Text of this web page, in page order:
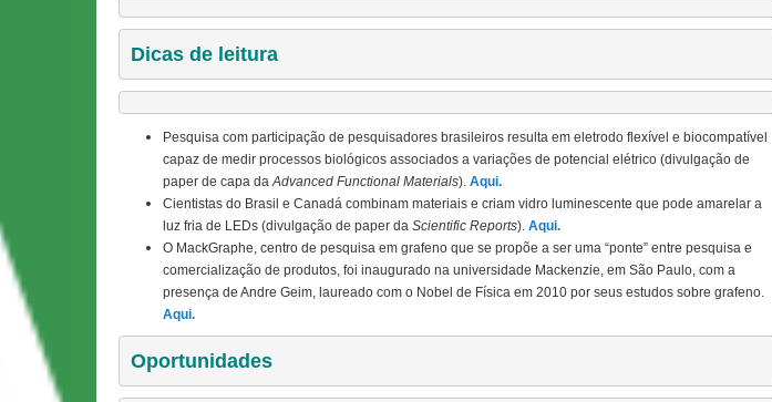
Dicas de leitura
Pesquisa com participação de pesquisadores brasileiros resulta em eletrodo flexível e biocompatível
capaz de medir processos biológicos associados a variações de potencial elétrico (divulgação de
paper de capa daAdvanced Functional Materials). Aqui.
Cientistas do Brasil e Canadá combinam materiais e criam vidro luminescente que pode amarelar a
luz fria de LEDs (divulgação de paper da Scientific Reports). Aqui.
O MackGraphe, centro de pesquisa em grafeno que se propõe a ser uma “ponte” entre pesquisa e
comercialização de produtos, foi inaugurado na universidade Mackenzie, em São Paulo, com a
presença de Andre Geim, laureado com o Nobel de Física em 2010 por seus estudos sobre grafeno.
Aqui.
Oportunidades